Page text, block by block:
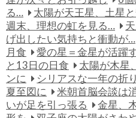
る…
太陽が天王星、土星
週末、理想の虹を見る…
げ出したい気持ちと衝動が…
月食
愛の星＝金星が活躍
と13日の日食
太陽が木星
ンに
シリアスな一年の折
夏至図に
米朝首脳会談は
いが足を引っ張る
金星、